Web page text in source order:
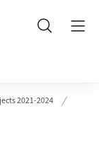
Search
2021-2024